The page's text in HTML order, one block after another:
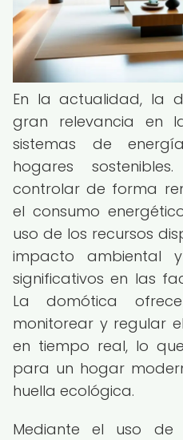
En la actualidad, la
gran relevancia en
sistemas de
hogares
controlar de forma
el consumo
uso de los recursos
impacto ambiental
significativos en las
La domótica
monitorear y regular
en tiempo real, lo
para un hogar
huella ecológica.
Mediante el uso de